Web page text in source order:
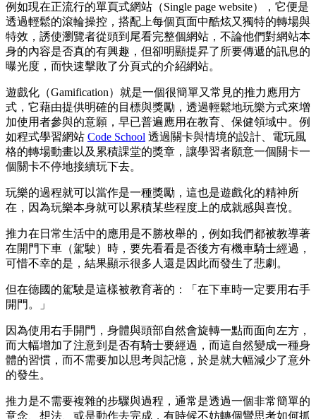
例如現在正流行的單頁式網站（Single page website），它便是
透過輕鬆的滾輪操控，搭配上每個頁面中酷炫又獨特的轉場與
特效，誘使瀏覽者從頭到尾看完整個網站，不論他們對網站本
身的內容是否真的有興趣，但卻明顯提昇了所要傳遞的訊息的
曝光度，而快速擊敗了分頁式的介紹網站。
遊戲化（Gamification）就是一個很簡單又常見的推力應用方
式，它藉由提供明確的目標與獎勵，透過輕鬆地玩樂方式來增
加使用者參與的意願，早已普遍應用在教育、保健領域中。例
如程式學習網站 Code School 透過關卡與情境的設計、電玩風
格的轉場動畫以及累積課堂的獎章，讓學習者願意一個關卡一
個關卡不停地接續玩下去。
玩樂的過程就可以當作是一種獎勵，這也是遊戲化的精神所
在，因為玩樂本身就可以累積某些程度上的成就感與喜悅。
推力在日常生活中的應用是不勝枚舉的，例如我們都被教導著
在開門下車（駕駛）時，要先看看是否後方有機車騎士經過，
可惜不幸的是，結果顯示很多人還是因此而發生了悲劇。
但在德國的駕駛是這樣被教育著的：「在下車時一定要用右手
開門。」
因為使用右手開門，身體與頭部自然會旋轉一點而面向左方，
而大幅增加了注意到是否有騎士要經過，而這自然變成一種身
體的習慣，而不需要加以思考與記憶，於是就大幅減少了意外
的發生。
推力是不需要複雜的步驟與過程，通常是透過一個非常簡單的
意念、想法、或是動作去完成，有時候不妨轉個彎思考如何抓